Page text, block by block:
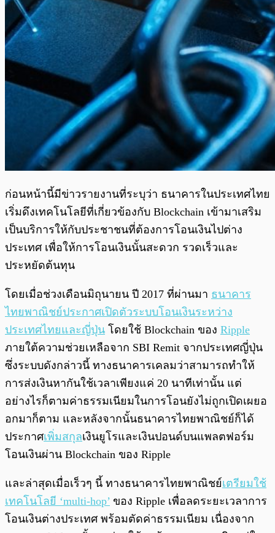
ก่อนหน้านี้มีข่าวรายงานที่ระบุว่า ธนาคารในประเทศไทย
เริ่มดึงเทคโนโลยีที่เกี่ยวข้องกับ Blockchain เข้ามาเสริม
เป็นบริการให้กับประชาชนที่ต้องการโอนเงินไปต่าง
ประเทศ เพื่อให้การโอนเงินนั้นสะดวก รวดเร็วและ
ประหยัดต้นทุน
โดยเมื่อช่วงเดือนมิถุนายน ปี 2017 ที่ผ่านมา ธนาคาร
ไทยพาณิชย์ประกาศเปิดตัวระบบโอนเงินระหว่าง
ประเทศไทยและญี่ปุ่น โดยใช้ Blockchain ของ Ripple
ภายใต้ความช่วยเหลือจาก SBI Remit จากประเทศญี่ปุ่น
ซึ่งระบบดังกล่าวนี้ ทางธนาคารเคลมว่าสามารถทำให้
การส่งเงินหากันใช้เวลาเพียงแค่ 20 นาทีเท่านั้น แต่
อย่างไรก็ตามค่าธรรมเนียมในการโอนยังไม่ถูกเปิดเผยอ
อกมาก็ตาม และหลังจากนั้นธนาคารไทยพาณิชย์ก็ได้
ประกาศเพิ่มสกุลเงินยูโรและเงินปอนด์บนแพลตฟอร์ม
โอนเงินผ่าน Blockchain ของ Ripple
และล่าสุดเมื่อเร็วๆ นี้ ทางธนาคารไทยพาณิชย์เตรียมใช้
เทคโนโลยี ‘multi-hop’ ของ Ripple เพื่อลดระยะเวลาการ
โอนเงินต่างประเทศ พร้อมตัดค่าธรรมเนียม เนื่องจาก